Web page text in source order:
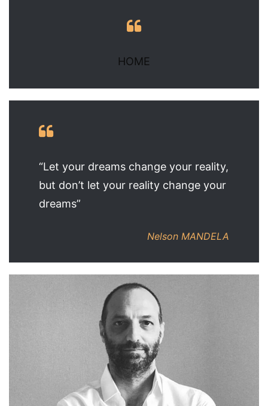
HOME
“Let your dreams change your reality,
but don’t let your reality change your
dreams”
Nelson MANDELA